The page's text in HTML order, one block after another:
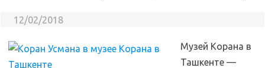
12/02/2018
Музей Корана в
Ташкенте —